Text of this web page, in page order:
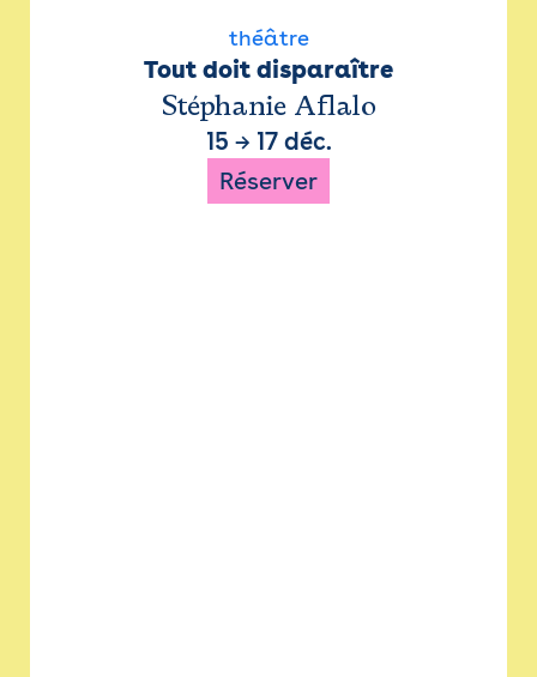
théâtre
Tout doit disparaître
Stéphanie Aflalo
15 → 17 déc.
Réserver